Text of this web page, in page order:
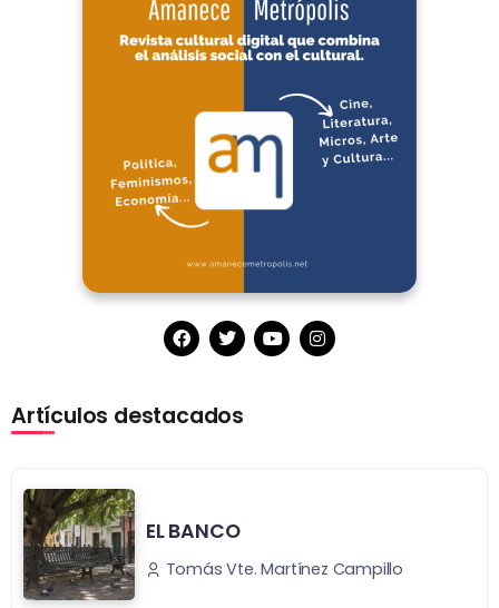
Artículos destacados
EL BANCO
Tomás Vte. Martínez Campillo